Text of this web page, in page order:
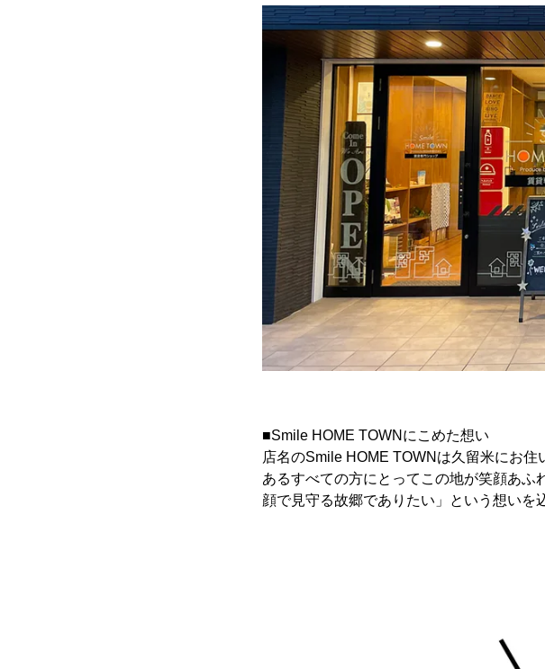
■Smile HOME TOWNにこめた想い
店名のSmile HOME TOWNは久留米にお
あるすべての方にとってこの地が笑顔あ
顔で見守る故郷でありたい」という想いを